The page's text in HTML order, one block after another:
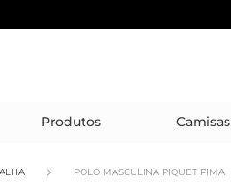
Produtos Camisas
POLO MASCULINA PIQUET PIMA